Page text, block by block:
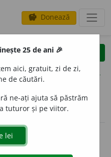
savings Donează
clear
opțiuni
25 de ani 🎉
aici, gratuit, zi de zi,
de căutări.
ne-ați ajuta să păstrăm
tuturor și pe viitor.